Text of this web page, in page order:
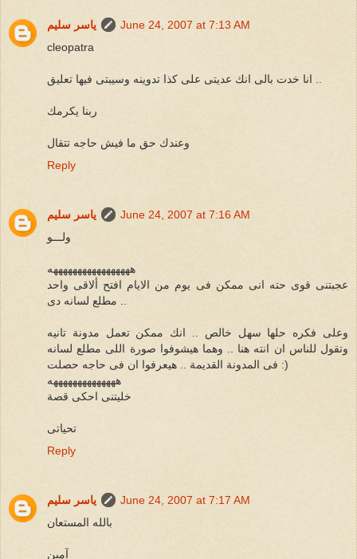
ياسر سليم
June 24, 2007 at 7:13 AM
cleopatra
ربنا يكرمك
وعندك حق ما فيش حاجه تتقال
Reply
ياسر سليم
June 24, 2007 at 7:16 AM
ولـــو
هههههههههههههههههه
عجبتنى قوى حته انى ممكن فى يوم من الايام افتح ألاقى واحد
وعلى فكره حلها سهل خالص .. انك ممكن تعمل مدونة تانيه
وتقول للناس ان انته هنا .. وهما هيشوفوا صورة اللى مطلع لسانه
فى المدونة القديمة .. هيعرفوا ان فى حاجه حصلت :)
ههههههههههههههه
خليتنى احكى قصة
تحياتى
Reply
ياسر سليم
June 24, 2007 at 7:17 AM
بالله المستعان
آمين